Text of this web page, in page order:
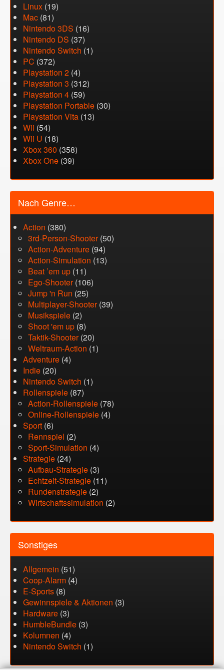
Linux (19)
Mac (81)
Nintendo 3DS (16)
Nintendo DS (37)
Nintendo Switch (1)
PC (372)
Playstation 2 (4)
Playstation 3 (312)
Playstation 4 (59)
Playstation Portable (30)
Playstation Vita (13)
Wii (54)
Wii U (18)
Xbox 360 (358)
Xbox One (39)
Nach Genre…
Action (380)
3rd-Person-Shooter(50)
Action-Adventure (94)
Action-Simulation (13)
Beat ’em up (11)
Ego-Shooter(106)
Jump 'n Run (25)
Multiplayer-Shooter(39)
Musikspiele (2)
Shoot 'em up (8)
Taktik-Shooter(20)
Weltraum-Action (1)
Adventure (4)
Indie (20)
Nintendo Switch (1)
Rollenspiele (87)
Action-Rollenspiele (78)
Online-Rollenspiele (4)
Sport (6)
Rennspiel (2)
Sport-Simulation (4)
Strategie (24)
Aufbau-Strategie (3)
Echtzeit-Strategie (11)
Rundenstrategie (2)
Wirtschaftssimulation (2)
Sonstiges
Allgemein (51)
Coop-Alarm (4)
E-Sports (8)
Gewinnspiele & Aktionen (3)
Hardware (3)
HumbleBundle (3)
Kolumnen (4)
Nintendo Switch (1)